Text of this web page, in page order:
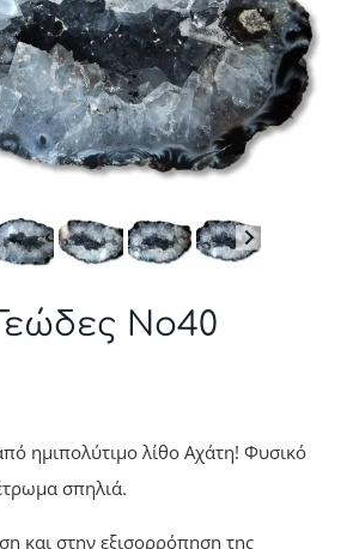
Νο40
ημιπολύτιμο λίθο Αχάτη! Φυσικό
σπηλιά.
και στην εξισορρόπηση της